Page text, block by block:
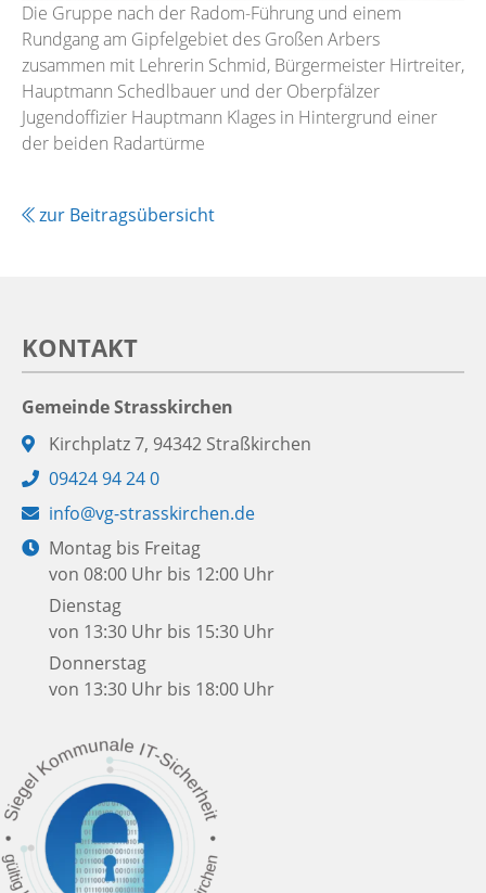
Die Gruppe nach der Radom-Führung und einem
Rundgang am Gipfelgebiet des Großen Arbers
zusammen mit Lehrerin Schmid, Bürgermeister Hirtreiter,
Hauptmann Schedlbauer und der Oberpfälzer
Jugendoffizier Hauptmann Klages in Hintergrund einer
der beiden Radartürme
zur Beitragsübersicht
KONTAKT
Gemeinde Strasskirchen
Adresse:
Kirchplatz 7, 94342 Straßkirchen
Telefon:
09424 94 24 0
E-
Mail:
info@vg-strasskirchen.de
Öffnungszeiten:
Montag bis Freitag
von 08:00 Uhr bis 12:00 Uhr
Dienstag
von 13:30 Uhr bis 15:30 Uhr
Donnerstag
von 13:30 Uhr bis 18:00 Uhr